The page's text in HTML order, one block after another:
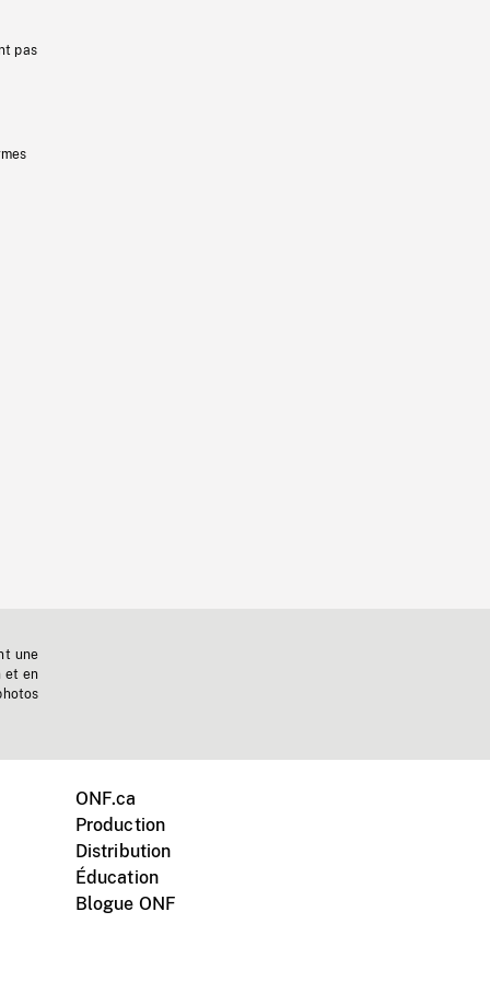
pas
une
et en
ONF.ca
Production
Distribution
Éducation
Blogue ONF